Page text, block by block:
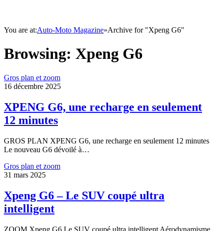
You are at:Auto-Moto Magazine»Archive for "Xpeng G6"
Browsing: Xpeng G6
Gros plan et zoom
16 décembre 2025
XPENG G6, une recharge en seulement
12 minutes
GROS PLAN XPENG G6, une recharge en seulement 12 minutes
Le nouveau G6 dévoilé à…
Gros plan et zoom
31 mars 2025
Xpeng G6 – Le SUV coupé ultra
intelligent
ZOOM Xpeng G6 Le SUV coupé ultra intelligent Aérodynamisme,